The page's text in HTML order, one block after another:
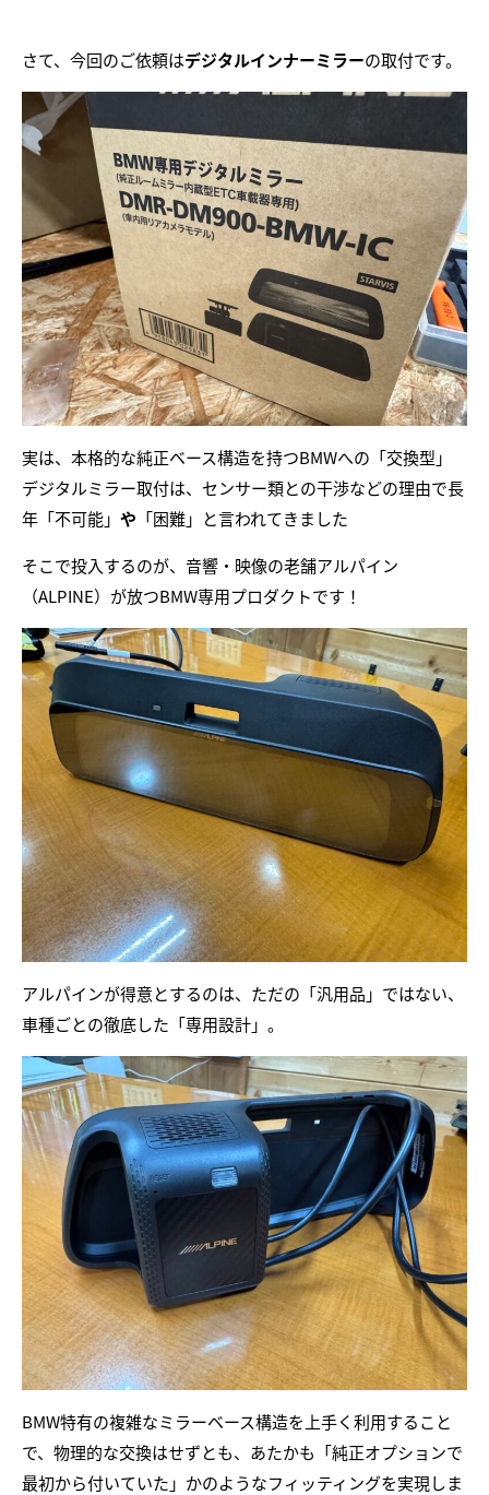
さて、今回のご依頼はデジタルインナーミラーの取付です。
実は、本格的な純正ベース構造を持つBMWへの「交換型」
デジタルミラー取付は、センサー類との干渉などの理由で長
年「不可能」 や 「困難」と言われてきました
そこで投入するのが、音響・映像の老舗アルパイン
（ALPINE）が放つBMW専用プロダクトです！
アルパインが得意とするのは、ただの「汎用品」ではない、
車種ごとの徹底した「専用設計」。
BMW特有の複雑なミラーベース構造を上手く利用すること
で、物理的な交換はせずとも、あたかも「純正オプションで
最初から付いていた」かのようなフィッティングを実現しま